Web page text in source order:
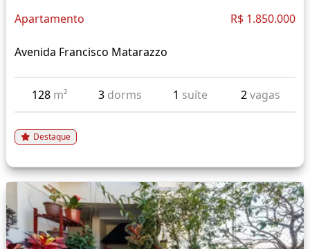
Apartamento R$ 1.850.000
Avenida Francisco Matarazzo
128 m² 3 dorms 1 suíte 2vagas
Destaque